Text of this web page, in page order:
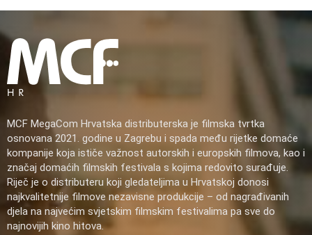
MCF MegaCom Hrvatska distributerska je filmska tvrtka
osnovana 2021. godine u Zagrebu i spada među rijetke domaće
kompanije koja ističe važnost autorskih i europskih filmova, kao i
značaj domaćih filmskih festivala s kojima redovito surađuje.
Riječ je o distributeru koji gledateljima u Hrvatskoj donosi
najkvalitetnije filmove nezavisne produkcije – od nagrađivanih
djela na najvećim svjetskim filmskim festivalima pa sve do
najnovijih kino hitova.